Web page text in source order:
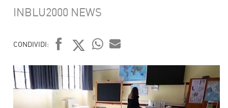
INBLU2000 NEWS
CONDIVIDI:
FACEBOOK
TWITTER
WHATSAPP
MAIL